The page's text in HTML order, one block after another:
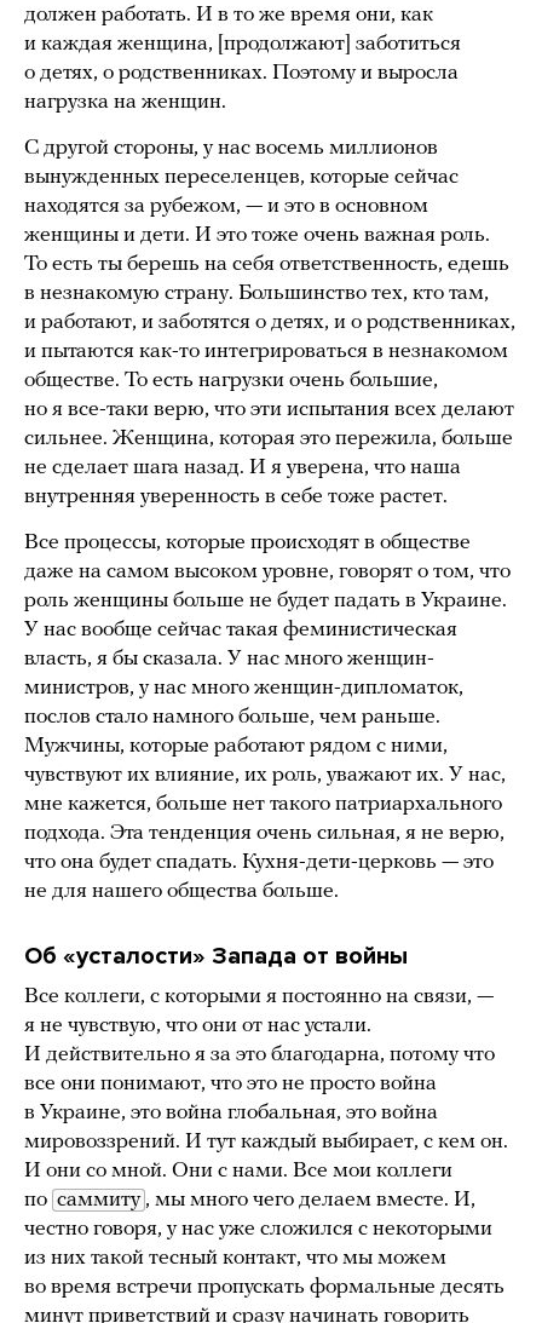
должен работать. И в то же время они, как
и каждая женщина, [продолжают] заботиться
о детях, о родственниках. Поэтому и выросла
нагрузка на женщин.
С другой стороны, у нас восемь миллионов
вынужденных переселенцев, которые сейчас
находятся за рубежом, — и это в основном
женщины и дети. И это тоже очень важная роль.
То есть ты берешь на себя ответственность, едешь
в незнакомую страну. Большинство тех, кто там,
и работают, и заботятся о детях, и о родственниках,
и пытаются как-то интегрироваться в незнакомом
обществе. То есть нагрузки очень большие,
но я все-таки верю, что эти испытания всех делают
сильнее. Женщина, которая это пережила, больше
не сделает шага назад. И я уверена, что наша
внутренняя уверенность в себе тоже растет.
Все процессы, которые происходят в обществе
даже на самом высоком уровне, говорят о том, что
роль женщины больше не будет падать в Украине.
У нас вообще сейчас такая феминистическая
власть, я бы сказала. У нас много женщин-
министров, у нас много женщин-дипломаток,
послов стало намного больше, чем раньше.
Мужчины, которые работают рядом с ними,
чувствуют их влияние, их роль, уважают их. У нас,
мне кажется, больше нет такого патриархального
подхода. Эта тенденция очень сильная, я не верю,
что она будет спадать. Кухня-дети-церковь — это
не для нашего общества больше.
Об «усталости» Запада от войны
Все коллеги, с которыми я постоянно на связи, —
я не чувствую, что они от нас устали.
И действительно я за это благодарна, потому что
все они понимают, что это не просто война
в Украине, это война глобальная, это война
мировоззрений. И тут каждый выбирает, с кем он.
И они со мной. Они с нами. Все мои коллеги
по саммиту , мы много чего делаем вместе. И,
честно говоря, у нас уже сложился с некоторыми
из них такой тесный контакт, что мы можем
во время встречи пропускать формальные десять
минут приветствий и сразу начинать говорить